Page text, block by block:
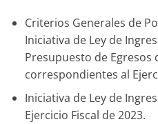
Criterios Generales de
Iniciativa de Ley de
Presupuesto de Egresos
correspondientes al
Iniciativa de Ley de
Ejercicio Fiscal de 2023.